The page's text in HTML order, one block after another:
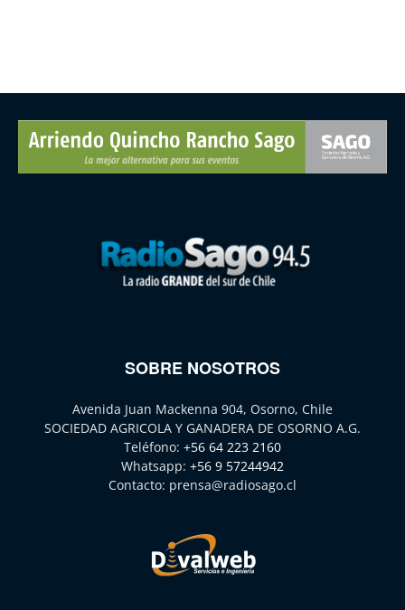
SOBRE NOSOTROS
Avenida Juan Mackenna 904, Osorno, Chile
SOCIEDAD AGRICOLA Y GANADERA DE OSORNO A.G.
Teléfono: +56 64 223 2160
Whatsapp: +56 9 57244942
Contacto: prensa@radiosago.cl